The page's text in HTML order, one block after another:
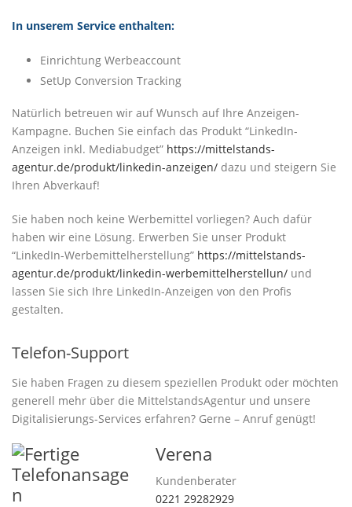
In unserem Service enthalten:
Einrichtung Werbeaccount
SetUp Conversion Tracking
Natürlich betreuen wir auf Wunsch auf Ihre Anzeigen-
Kampagne. Buchen Sie einfach das Produkt “LinkedIn-
Anzeigen inkl. Mediabudget” https://mittelstands-
agentur.de/produkt/linkedin-anzeigen/ dazu und steigern Sie
Ihren Abverkauf!
Sie haben noch keine Werbemittel vorliegen? Auch dafür
haben wir eine Lösung. Erwerben Sie unser Produkt
“LinkedIn-Werbemittelherstellung” https://mittelstands-
agentur.de/produkt/linkedin-werbemittelherstellun/ und
lassen Sie sich Ihre LinkedIn-Anzeigen von den Profis
gestalten.
Telefon-Support
Sie haben Fragen zu diesem speziellen Produkt oder möchten
generell mehr über die MittelstandsAgentur und unsere
Digitalisierungs-Services erfahren? Gerne – Anruf genügt!
Verena
Kundenberater
0221 29282929